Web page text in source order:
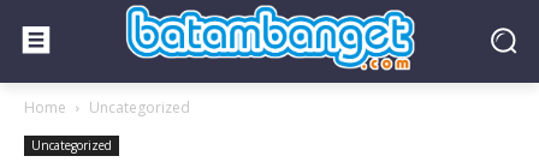
Home Uncategorized
Uncategorized